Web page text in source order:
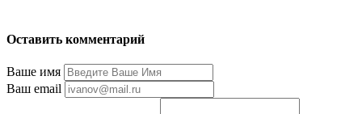
Оставить комментарий
Ваше имя
Ваш email